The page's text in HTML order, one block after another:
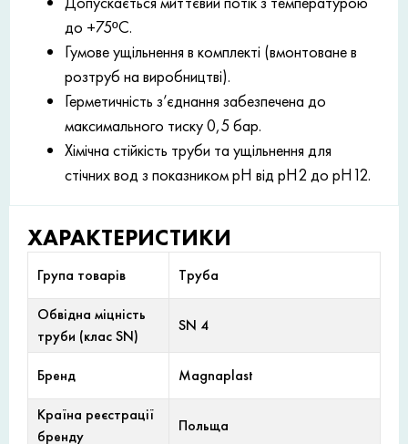
до +75ºC.
Гумове ущільнення в комплекті (вмонтоване в
розтруб на виробництві).
Герметичність з’єднання забезпечена до
максимального тиску 0,5 бар.
Хімічна стійкість труби та ущільнення для
стічних вод з показником рН від рН2 до рН12.
ХАРАКТЕРИСТИКИ
Група товарів Труба
Обвідна міцність
труби (клас SN)
SN 4
Бренд Magnaplast
Країна реєстрації
бренду
Польща